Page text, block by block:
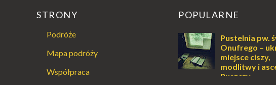
STRONY
Podróże
Mapa podróży
Współpraca
POPULARNE
Pustelnia pw.
Onufrego –
miejsce ciszy,
modlitwy i
Puszczy